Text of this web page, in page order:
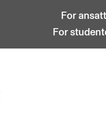
For
For